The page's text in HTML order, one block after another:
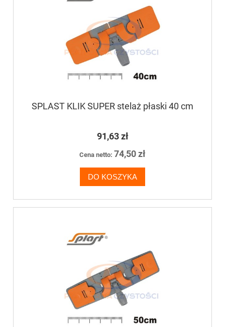
SPLAST KLIK SUPER stelaż płaski 40 cm
91,63 zł
Cena netto: 74,50 zł
DO KOSZYKA